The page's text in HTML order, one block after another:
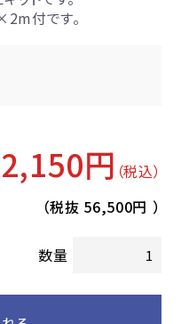
付です。
円 （税込）
（税抜 56,500円 ）
数量